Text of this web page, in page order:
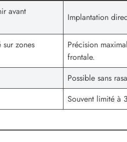
avant
Implantation
zones
Précision
frontale.
Possible sans
Souvent limité